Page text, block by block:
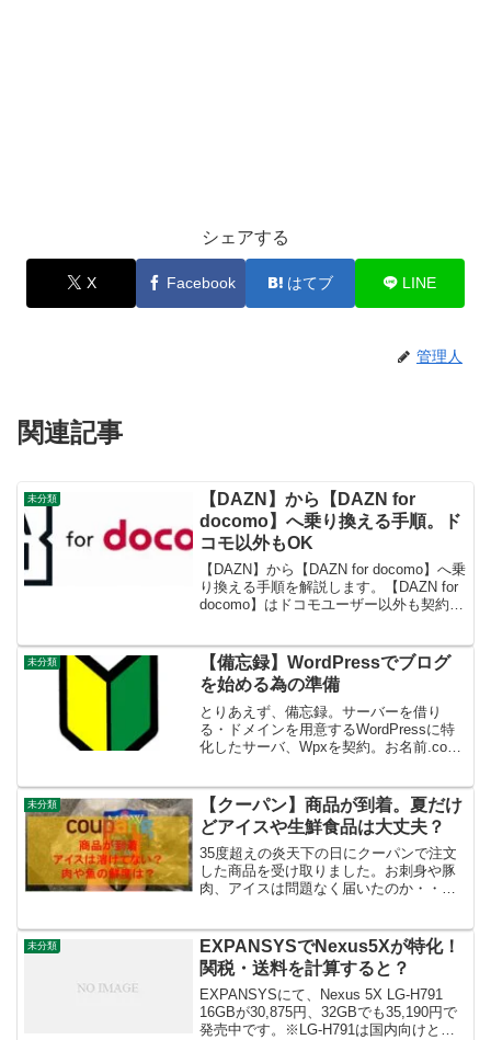
シェアする
X Facebook はてブ LINE
管理人
関連記事
未分類
【DAZN】から【DAZN for
docomo】へ乗り換える手順。ド
コモ以外もOK
【DAZN】から【DAZN for docomo】へ乗
り換える手順を解説します。【DAZN for
docomo】はドコモユーザー以外も契約可
d...
未分類
【備忘録】WordPressでブログ
を始める為の準備
とりあえず、備忘録。サーバーを借り
る・ドメインを用意するWordPressに特
化したサーバ、Wpxを契約。お名前.com
選ぶデフォルトでもいいけど、せっかく
Wor...
未分類
【クーパン】商品が到着。夏だけ
どアイスや生鮮食品は大丈夫？
35度超えの炎天下の日にクーパンで注文
した商品を受け取りました。お刺身や豚
肉、アイスは問題なく届いたのか・・・
で、配達員とは直接合わない「非対面受
け取り」で受け取りまし...
未分類
EXPANSYSでNexus5Xが特化！
関税・送料を計算すると？
EXPANSYSにて、Nexus 5X LG-H791
16GBが30,875円、32GBでも35,190円で
発売中です。※LG-H791は国内向けと同